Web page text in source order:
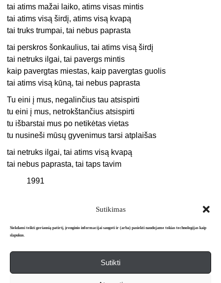
Sutikimas
Siekdami teikti geriausią patirtį, įrenginio informacijai saugoti ir (arba) pasiekti naudojame tokias technologijas kaip
slapukus.
Sutikti
tai atims mažai laiko, atims visas mintis
tai atims visą širdį, atims visą kvapą
tai truks trumpai, tai nebus paprasta
tai perskros šonkaulius, tai atims visą širdį
tai netruks ilgai, tai pavergs mintis
kaip pavergtas miestas, kaip pavergtas guolis
tai atims visą kūną, tai nebus paprasta
Tu eini į mus, negalinčius tau atsispirti
tu eini į mus, netrokštančius atsispirti
tu išbarstai mus po netikėtas vietas
tu nusineši mūsų gyvenimus tarsi atplaišas
tai netruks ilgai, tai atims visą kvapą
tai nebus paprasta, tai taps tavim
1991
Apie mus Redakcija Prenumerata